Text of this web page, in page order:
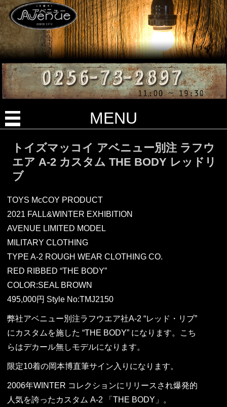
MENU
トイズマッコイ アベニュー別注 ラフウ
エア A-2 カスタム THE BODY レッドリ
ブ
TOYS McCOY PRODUCT
2021 FALL&WINTER EXHIBITION
AVENUE LIMITED MODEL
MILITARY CLOTHING
TYPE A-2 ROUGH WEAR CLOTHING CO.
RED RIBBED “THE BODY”
COLOR:SEAL BROWN
495,000円 Style No:TMJ2150
弊社アベニュー別注ラフウエア社A-2 “レッド・リブ”
にカスタムを施した “THE BODY” になります。こち
らはデカール無しモデルになります。
限定10着の岡本博直筆サイン入りになります。
2006年WINTER コレクションにリリースされ爆発的
人気を誇ったカスタム A-2 「THE BODY」。